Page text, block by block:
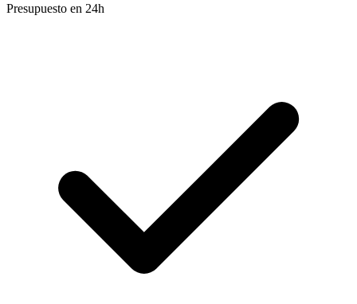
Presupuesto en 24h